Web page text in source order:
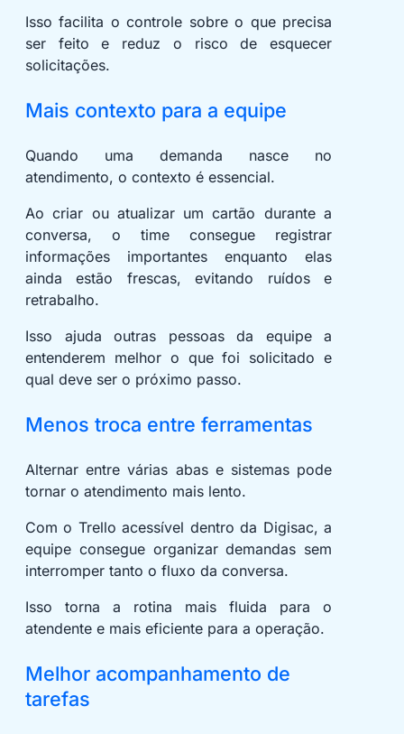
Isso facilita o controle sobre o que precisa
ser feito e reduz o risco de esquecer
solicitações.
Mais contexto para a equipe
Quando uma demanda nasce no
atendimento, o contexto é essencial.
Ao criar ou atualizar um cartão durante a
conversa, o time consegue registrar
informações importantes enquanto elas
ainda estão frescas, evitando ruídos e
retrabalho.
Isso ajuda outras pessoas da equipe a
entenderem melhor o que foi solicitado e
qual deve ser o próximo passo.
Menos troca entre ferramentas
Alternar entre várias abas e sistemas pode
tornar o atendimento mais lento.
Com o Trello acessível dentro da Digisac, a
equipe consegue organizar demandas sem
interromper tanto o fluxo da conversa.
Isso torna a rotina mais fluida para o
atendente e mais eficiente para a operação.
Melhor acompanhamento de
tarefas